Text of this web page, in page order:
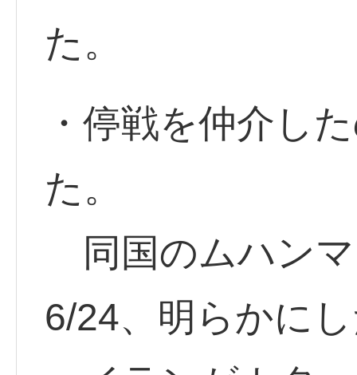
た。
・停戦を仲介し
た。
同国のムハン
6/24、明らかに